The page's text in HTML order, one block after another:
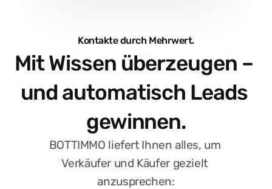
Individualisierung offen.
03
Bild wählen & kombinieren
Der Creator schlägt passende Bilder vor –
aus BOTTIMMO-Werbematerial, Stock-
Bildern oder per KI. Sie können die Quelle
selbst wählen oder eigene Bilder hochladen
und anpassen.
Kontakte durch Mehrwert.
Mit Wissen überzeugen –
und automatisch Leads
gewinnen.
BOTTIMMO liefert Ihnen alles, um
Verkäufer und Käufer gezielt
anzusprechen: